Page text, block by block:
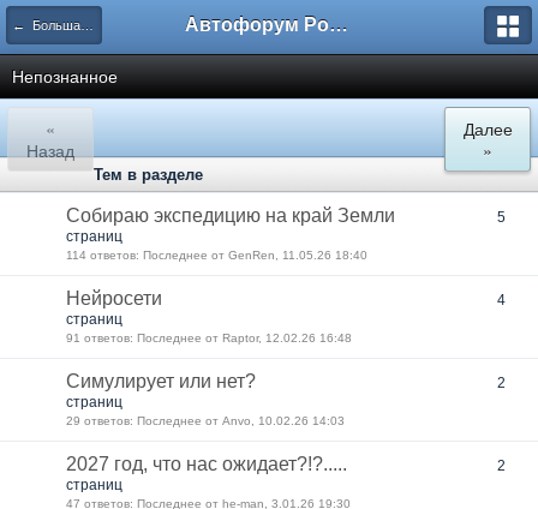
← Большая флудерская Автофорум Ростова-на-Дону
Непознанное
«
Назад
Далее
»
Тем в разделе
Собираю экспедицию на край Земли
5
страниц
114 ответов: Последнее от GenRen, 11.05.26 18:40
Нейросети
4
страниц
91 ответов: Последнее от Raptor, 12.02.26 16:48
Симулирует или нет?
2
страниц
29 ответов: Последнее от Anvo, 10.02.26 14:03
2027 год, что нас ожидает?!?.....
2
страниц
47 ответов: Последнее от he-man, 3.01.26 19:30